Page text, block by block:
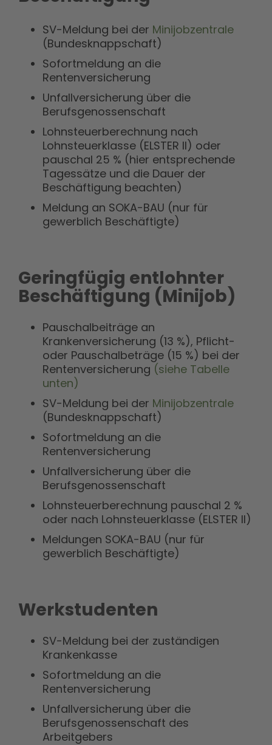
SV-Meldung bei der Minijobzentrale
(Bundesknappschaft)
Sofortmeldung an die
Rentenversicherung
Unfallversicherung über die
Berufsgenossenschaft
Lohnsteuerberechnung nach
Lohnsteuerklasse (ELSTER II) oder
pauschal 25 % (hier entsprechende
Tagessätze und die Dauer der
Beschäftigung beachten)
Meldung an SOKA-BAU (nur für
gewerblich Beschäftigte)
Geringfügig entlohnter
Beschäftigung (Minijob)
Pauschalbeiträge an
Krankenversicherung (13 %), Pflicht-
oder Pauschalbeträge (15 %) bei der
Rentenversicherung (siehe Tabelle
unten)
SV-Meldung bei der Minijobzentrale
(Bundesknappschaft)
Sofortmeldung an die
Rentenversicherung
Unfallversicherung über die
Berufsgenossenschaft
Lohnsteuerberechnung pauschal 2 %
oder nach Lohnsteuerklasse (ELSTER II)
Meldungen SOKA-BAU (nur für
gewerblich Beschäftigte)
Werkstudenten
SV-Meldung bei der zuständigen
Krankenkasse
Sofortmeldung an die
Rentenversicherung
Unfallversicherung über die
Berufsgenossenschaft des
Arbeitgebers